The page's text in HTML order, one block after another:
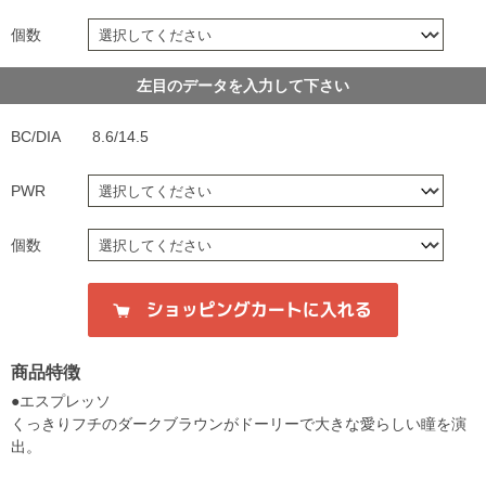
個数
左目のデータを入力して下さい
BC/DIA 8.6/14.5
PWR
個数
商品特徴
●エスプレッソ
くっきりフチのダークブラウンがドーリーで大きな愛らしい瞳を演
出。